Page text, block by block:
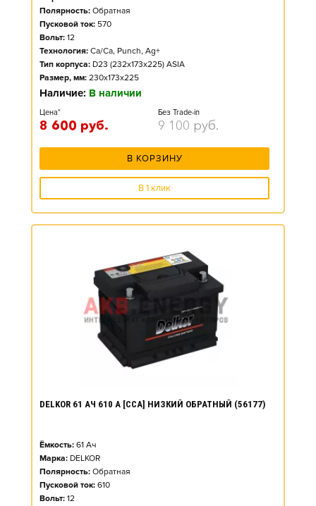
Полярность: Обратная
Пусковой ток: 570
Вольт: 12
Технология: Ca/Ca, Punch, Ag+
Тип корпуса: D23 (232x173x225) ASIA
Размер, мм: 230x173x225
Наличие: В наличии
Цена*
8 600 руб.
Без Trade-in
9 100 руб.
В КОРЗИНУ
В 1 клик
DELKOR 61 АЧ 610 А [CCA] НИЗКИЙ ОБРАТНЫЙ (56177)
Ёмкость: 61 Ач
Марка: DELKOR
Полярность: Обратная
Пусковой ток: 610
Вольт: 12